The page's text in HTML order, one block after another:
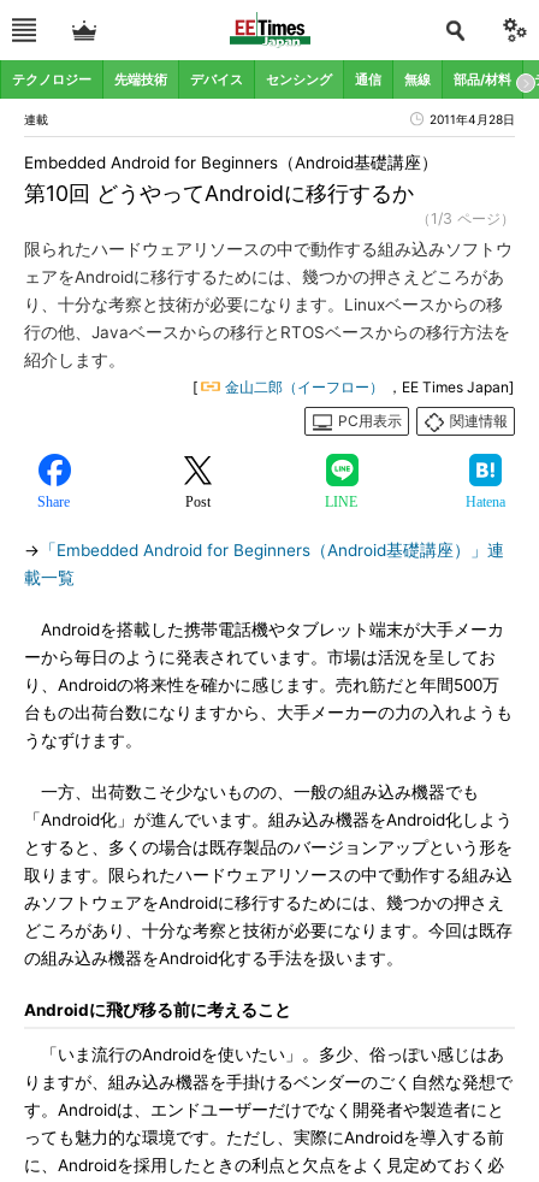
テクノロジー 先端技術 デバイス センシング 通信 無線 部品/材料
連載 2011年4月28日
第10回 どうやってAndroidに移行するか
Embedded Android for Beginners（Android基礎講座）
（1/3 ページ）
限られたハードウェアリソースの中で動作する組み込みソフトウ
ェアをAndroidに移行するためには、幾つかの押さえどころがあ
り、十分な考察と技術が必要になります。Linuxベースからの移
行の他、Javaベースからの移行とRTOSベースからの移行方法を
紹介します。
[ 金山二郎（イーフロー）
，EE Times Japan]
PC用表示
関連情報
Share Post LINE Hatena
→ 「Embedded Android for Beginners（Android基礎講座）」連
載一覧
Androidを搭載した携帯電話機やタブレット端末が大手メーカ
ーから毎日のように発表されています。市場は活況を呈してお
り、Androidの将来性を確かに感じます。売れ筋だと年間500万
台もの出荷台数になりますから、大手メーカーの力の入れようも
うなずけます。
一方、出荷数こそ少ないものの、一般の組み込み機器でも
「Android化」が進んでいます。組み込み機器をAndroid化しよう
とすると、多くの場合は既存製品のバージョンアップという形を
取ります。限られたハードウェアリソースの中で動作する組み込
みソフトウェアをAndroidに移行するためには、幾つかの押さえ
どころがあり、十分な考察と技術が必要になります。今回は既存
の組み込み機器をAndroid化する手法を扱います。
Androidに飛び移る前に考えること
「いま流行のAndroidを使いたい」。多少、俗っぽい感じはあ
りますが、組み込み機器を手掛けるベンダーのごく自然な発想で
す。Androidは、エンドユーザーだけでなく開発者や製造者にと
っても魅力的な環境です。ただし、実際にAndroidを導入する前
に、Androidを採用したときの利点と欠点をよく見定めておく必